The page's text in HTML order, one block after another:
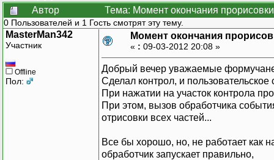
Автор
Тема: Момент окончания
0 Пользователей и 1 Гость смотрят эту тему.
MasterMan342
Участник
Offline
Пол:
Момент окончания
« : 09-03-2012 20:08 »
Добрый вечер уважаемые
Сделал контрол, и пользовательское
При нажатии на участок контрола
При этом, вызов обработчика
отрисовки всех частей...
Все бы хорошо, но, не работает как
обработчик запускает правильно,